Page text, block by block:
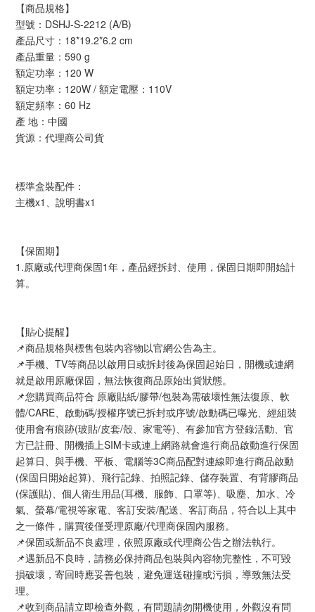
【商品規格】
型號：DSHJ-S-2212 (A/B)
產品尺寸：18*19.2*6.2 cm
產品重量：590 g
額定功率：120 W
額定功率：120W / 額定電壓：110V
額定頻率：60 Hz
產 地：中國
貨源：代理商公司貨
標準盒裝配件：
主機x1、說明書x1
【保固期】
1.原廠或代理商保固1年，產品經拆封、使用，保固日期即開始計
算。
【貼心提醒】
📌商品規格與標售包裝內容物以官網公告為主。
📌手機、TV等商品以啟用日或拆封後為保固起始日，開機或連網
就是啟用原廠保固，無法恢復商品原始出貨狀態。
📌您購買商品符合 原廠貼紙/膠帶/包裝為需破壞性無法復原、軟
體/CARE、啟動碼/授權序號已拆封或序號/啟動碼已曝光、經組裝
使用會有痕跡(玻貼/皮套/殼、家電等)、有參加官方登錄活動、官
方已註冊、開機插上SIM卡或連上網路就會進行商品啟動進行保固
起算日、與手機、平板、電腦等3C商品配對連線即進行商品啟動
(保固日開始起算)、飛行記錄、拍照記錄、儲存裝置、有背膠商品
(保護貼)、個人衛生用品(耳機、服飾、口罩等)、吸塵、加水、冷
氣、螢幕/電視等家電、客訂安裝/配送、客訂商品，符合以上其中
之一條件，購買後僅受理原廠/代理商保固內服務。
📌保固或新品不良處理，依照原廠或代理商公告之辦法執行。
📌遇新品不良時，請務必保持商品包裝與內容物完整性，不可毀
損破壞，寄回時應妥善包裝，避免運送碰撞或污損，導致無法受
理。
📌收到商品請立即檢查外觀，有問題請勿開機使用，外觀沒有問